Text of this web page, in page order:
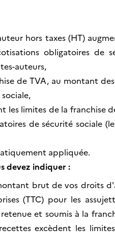
hors taxes (HT)
obligatoires de
auteurs,
de TVA, au montant
les limites de la franchise
de sécurité sociale
appliquée.
devez indiquer :
brut de vos droits
(TTC) pour les
et soumis à la
excèdent les